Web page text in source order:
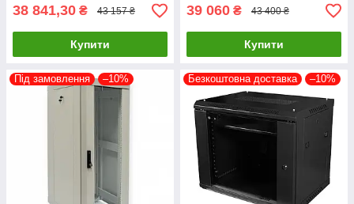
38 841,30 ₴ 43 157 ₴
Купити
39 060 ₴ 43 400 ₴
Купити
Під замовлення –10% Безкоштовна доставка –10%